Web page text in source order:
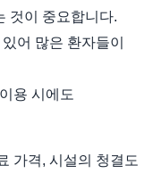
것이 중요합니다.
어 많은 환자들이
용 시에도
가격, 시설의 청결도